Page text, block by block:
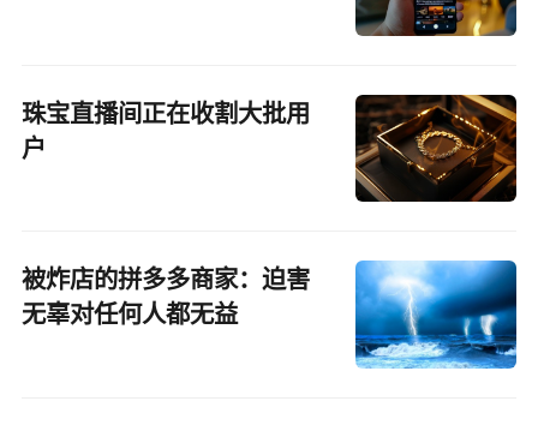
珠宝直播间正在收割大批用
户
被炸店的拼多多商家：迫害
无辜对任何人都无益